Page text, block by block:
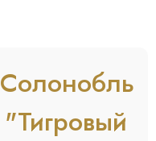
Солонобль
"Тигровый